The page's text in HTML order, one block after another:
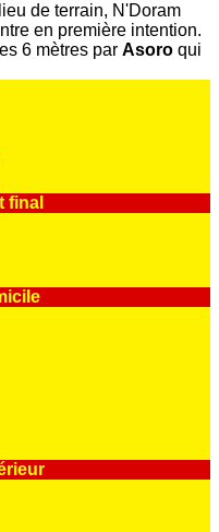
final
de terrain, N'Doram
en première intention.
6 mètres par Asoro qui